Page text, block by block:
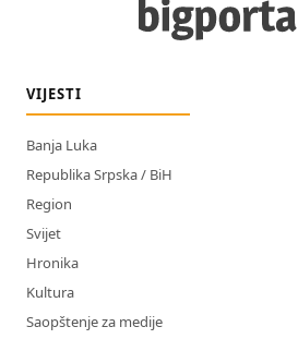
VIJESTI
Banja Luka
Republika Srpska / BiH
Region
Svijet
Hronika
Kultura
Saopštenje za medije